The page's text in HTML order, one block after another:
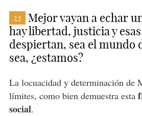
22
Mejor vayan a echar
hay libertad, justicia y
despiertan, sea el mundo
sea, ¿estamos?
La locuacidad y determinación de
límites, como bien demuestra esta
social.